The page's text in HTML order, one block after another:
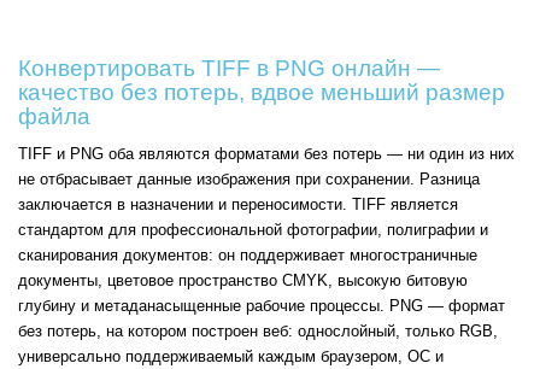
Конвертировать TIFF в PNG онлайн —
качество без потерь, вдвое меньший размер
файла
TIFF и PNG оба являются форматами без потерь — ни один из них
не отбрасывает данные изображения при сохранении. Разница
заключается в назначении и переносимости. TIFF является
стандартом для профессиональной фотографии, полиграфии и
сканирования документов: он поддерживает многостраничные
документы, цветовое пространство CMYK, высокую битовую
глубину и метаданасыщенные рабочие процессы. PNG — формат
без потерь, на котором построен веб: однослойный, только RGB,
универсально поддерживаемый каждым браузером, ОС и